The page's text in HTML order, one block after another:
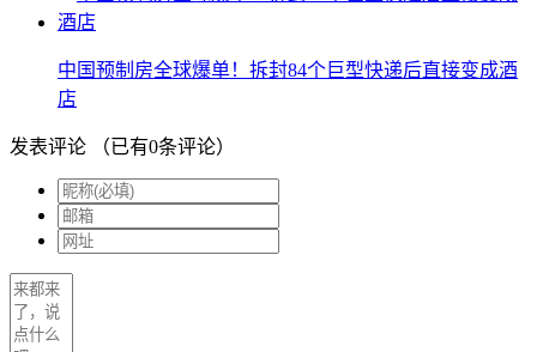
中国预制房全球爆单！拆封84个巨型快递后直接变成酒
店
发表评论 （已有0条评论）